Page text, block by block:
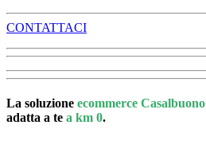
CONTATTACI
La soluzione ecommerce Casalbuono
adatta a te a km 0.